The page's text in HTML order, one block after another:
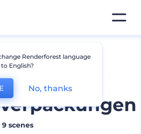
für
9 scenes
Renderforest language
to English?
No, thanks